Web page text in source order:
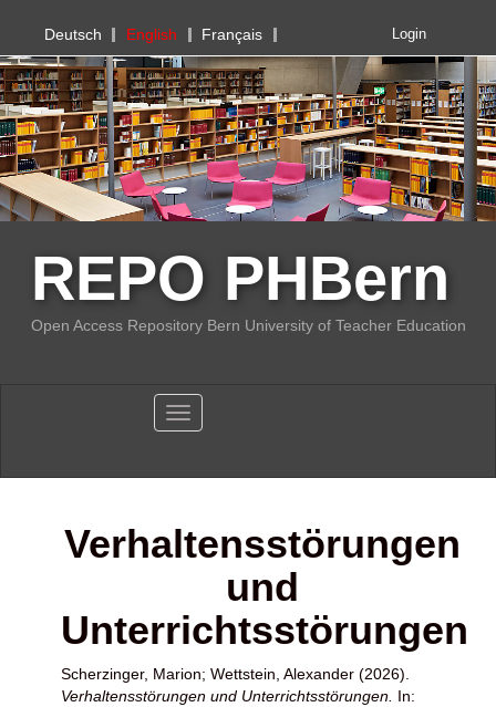
PHBern
Deutsch English Français Login
REPO PHBern
Open Access Repository Bern University of Teacher Education
Toggle navigation
Verhaltensstörungen
und
Unterrichtsstörungen
Scherzinger, Marion; Wettstein, Alexander (2026).
Verhaltensstörungen und Unterrichtsstörungen. In: